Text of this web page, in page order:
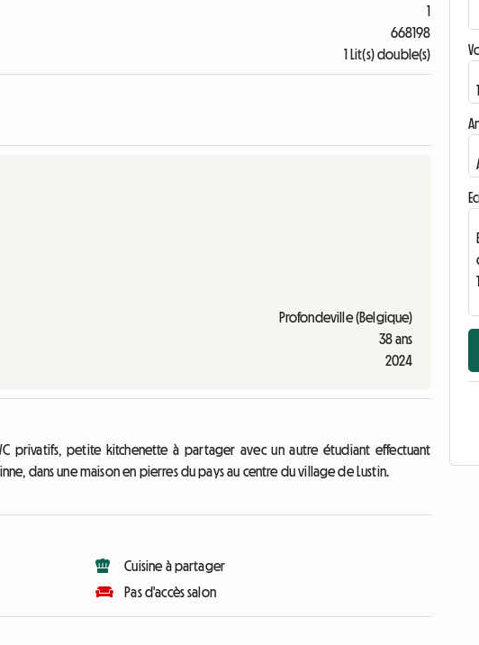
1
668198
1 Lit(s) double(s)
Profondeville (Belgique)
38 ans
2024
privatifs, petite kitchenette à partager avec un autre étudiant effectuant
dans une maison en pierres du pays au centre du village de Lustin.
Cuisine à partager
Pas d'accès salon